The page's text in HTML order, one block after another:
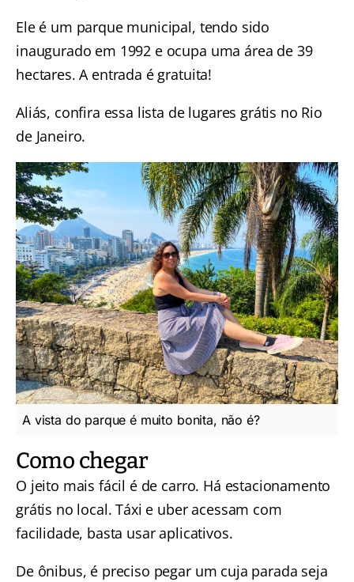
Ele é um parque municipal, tendo sido
inaugurado em 1992 e ocupa uma área de 39
hectares. A entrada é gratuita!
Aliás, confira essa lista de lugares grátis no Rio
de Janeiro.
A vista do parque é muito bonita, não é?
Como chegar
O jeito mais fácil é de carro. Há estacionamento
grátis no local. Táxi e uber acessam com
facilidade, basta usar aplicativos.
De ônibus, é preciso pegar um cuja parada seja